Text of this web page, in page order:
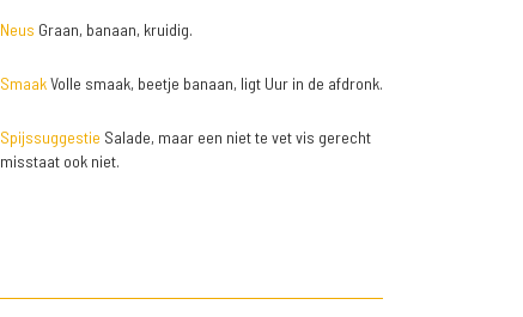
Neus Graan, banaan, kruidig.
SmaakVolle smaak, beetje banaan, ligt Uur in de afdronk.
Spijssuggestie Salade, maar een niet te vet vis gerecht
misstaat ook niet.